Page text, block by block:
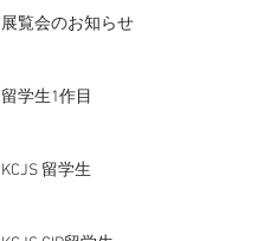
展覧会のお知らせ
留学生1作目
KCJS 留学生